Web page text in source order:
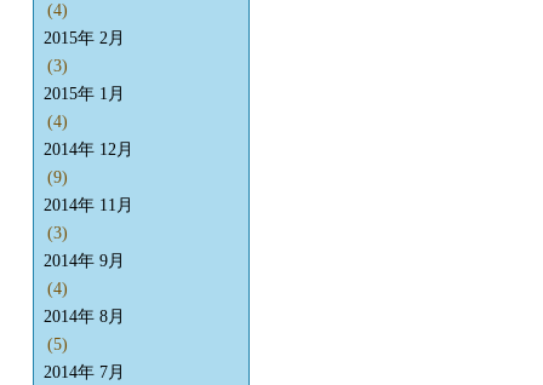
(4)
2015年 2月
(3)
2015年 1月
(4)
2014年 12月
(9)
2014年 11月
(3)
2014年 9月
(4)
2014年 8月
(5)
2014年 7月